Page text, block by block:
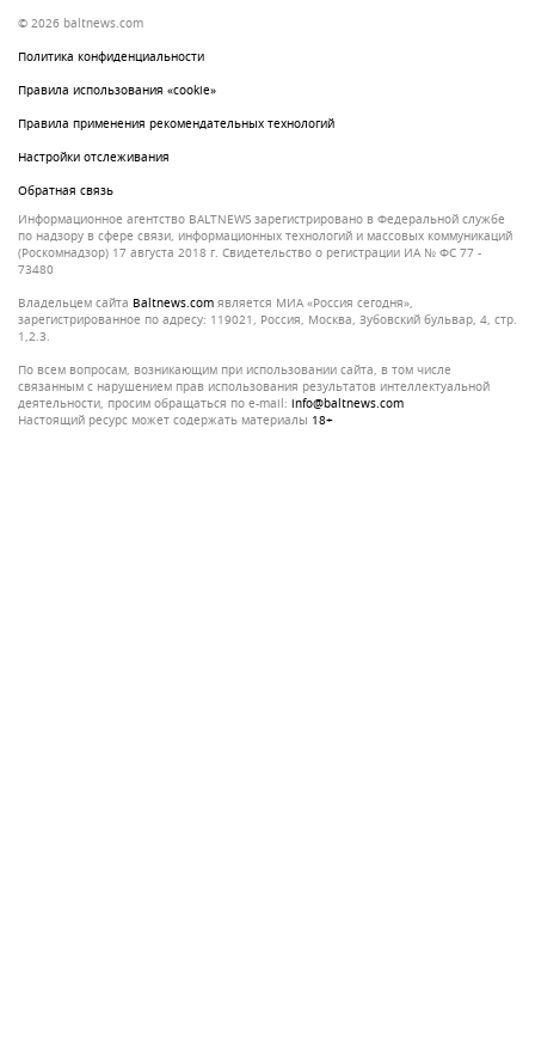
© 2026 baltnews.com
Политика конфиденциальности
Правила использования «cookie»
Правила применения рекомендательных технологий
Настройки отслеживания
Обратная связь
Информационное агентство BALTNEWS зарегистрировано в Федеральной службе
по надзору в сфере связи, информационных технологий и массовых коммуникаций
(Роскомнадзор) 17 августа 2018 г. Свидетельство о регистрации ИА № ФС 77 -
73480
Владельцем сайта
baltnews.com является МИА «Россия сегодня»,
зарегистрированное по адресу: 119021, Россия, Москва, Зубовский бульвар, 4, стр.
1,2.3.
По всем вопросам, возникающим при использовании сайта, в том числе
связанным с нарушением прав использования результатов интеллектуальной
деятельности, просим обращаться по e-mail: info@baltnews.com
Настоящий ресурс может содержать материалы 18+